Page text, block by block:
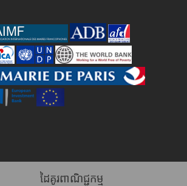
ដៃគូរពាណិជ្ជកម្ម